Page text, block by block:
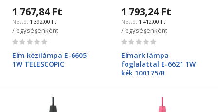
1 767,84 Ft
1 392,00 Ft
/ egységenként
Rating:
Elm kézilámpa E-6605
1W TELESCOPIC
1 793,24 Ft
1 412,00 Ft
/ egységenként
Rating:
Elmark lámpa
foglalattal E-6621 1W
kék 100175/B